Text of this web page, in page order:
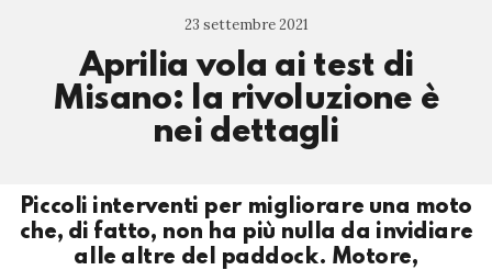
23 settembre 2021
Aprilia vola ai test di
Misano: la rivoluzione è
nei dettagli
Piccoli interventi per migliorare una moto
che, di fatto, non ha più nulla da invidiare
alle altre del paddock. Motore,